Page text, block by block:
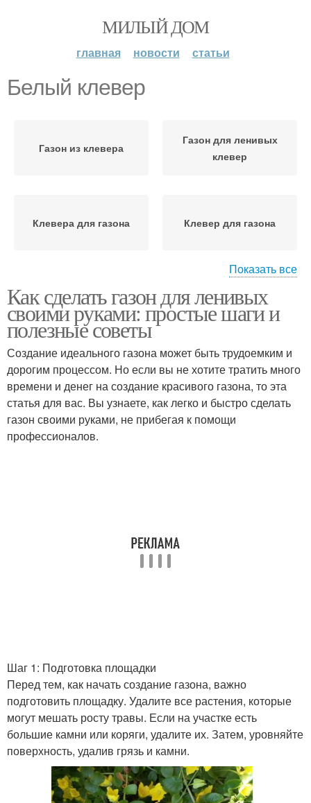
МИЛЫЙ ДОМ
главная новости статьи
Белый клевер
Газон из клевера
Газон для ленивых
клевер
Клевера для газона Клевер для газона
клевера
клевера
Показать все
Как сделать газон для ленивых
своими руками: простые шаги и
полезные советы
Создание идеального газона может быть трудоемким и
дорогим процессом. Но если вы не хотите тратить много
времени и денег на создание красивого газона, то эта
статья для вас. Вы узнаете, как легко и быстро сделать
газон своими руками, не прибегая к помощи
профессионалов.
Шаг 1: Подготовка площадки
Перед тем, как начать создание газона, важно
подготовить площадку. Удалите все растения, которые
могут мешать росту травы. Если на участке есть
большие камни или коряги, удалите их. Затем, уровняйте
поверхность, удалив грязь и камни.